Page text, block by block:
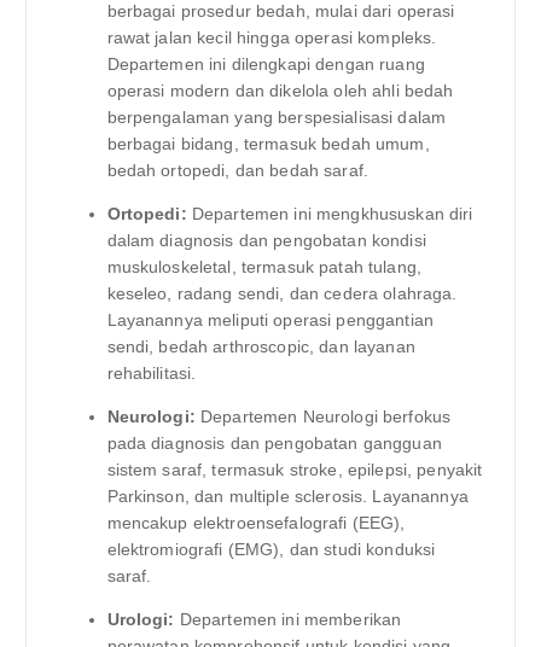
berbagai prosedur bedah, mulai dari operasi
rawat jalan kecil hingga operasi kompleks.
Departemen ini dilengkapi dengan ruang
operasi modern dan dikelola oleh ahli bedah
berpengalaman yang berspesialisasi dalam
berbagai bidang, termasuk bedah umum,
bedah ortopedi, dan bedah saraf.
Ortopedi: Departemen ini mengkhususkan diri
dalam diagnosis dan pengobatan kondisi
muskuloskeletal, termasuk patah tulang,
keseleo, radang sendi, dan cedera olahraga.
Layanannya meliputi operasi penggantian
sendi, bedah arthroscopic, dan layanan
rehabilitasi.
Neurologi: Departemen Neurologi berfokus
pada diagnosis dan pengobatan gangguan
sistem saraf, termasuk stroke, epilepsi, penyakit
Parkinson, dan multiple sclerosis. Layanannya
mencakup elektroensefalografi (EEG),
elektromiografi (EMG), dan studi konduksi
saraf.
Urologi: Departemen ini memberikan